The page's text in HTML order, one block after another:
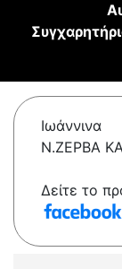
Ιωάννινα
Ν.ΖΕΡΒΑ
Δείτε το